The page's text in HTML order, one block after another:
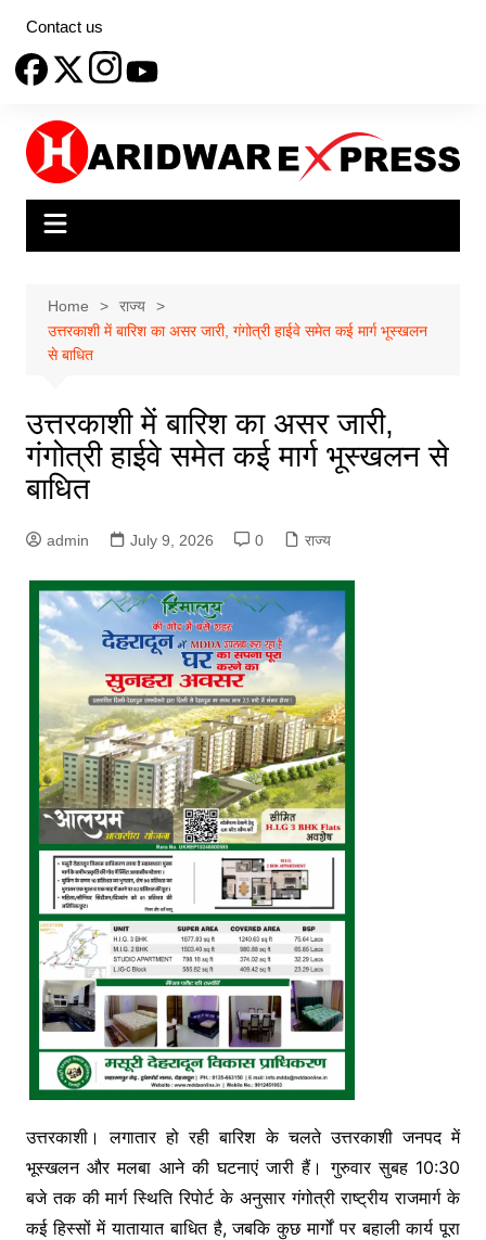
content
Contact us
Home
राज्य
उत्तरकाशी में बारिश का असर जारी, गंगोत्री हाईवे समेत कई मार्ग भूस्खलन
से बाधित
उत्तरकाशी में बारिश का असर जारी,
गंगोत्री हाईवे समेत कई मार्ग भूस्खलन से
बाधित
admin July 9, 2026 0 राज्य
उत्तरकाशी। लगातार हो रही बारिश के चलते उत्तरकाशी जनपद में
भूस्खलन और मलबा आने की घटनाएं जारी हैं। गुरुवार सुबह 10:30
बजे तक की मार्ग स्थिति रिपोर्ट के अनुसार गंगोत्री राष्ट्रीय राजमार्ग के
कई हिस्सों में यातायात बाधित है, जबकि कुछ मार्गों पर बहाली कार्य पूरा